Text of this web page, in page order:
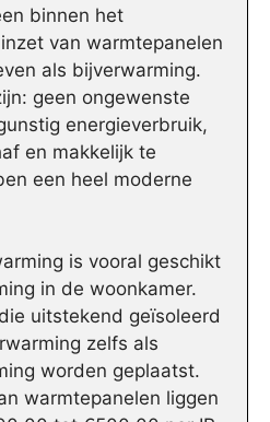
binnen het
van warmtepanelen
als bijverwarming.
geen ongewenste
energieverbruik,
en makkelijk te
een heel moderne
is vooral geschikt
in de woonkamer.
uitstekend geïsoleerd
zelfs als
worden geplaatst.
warmtepanelen liggen